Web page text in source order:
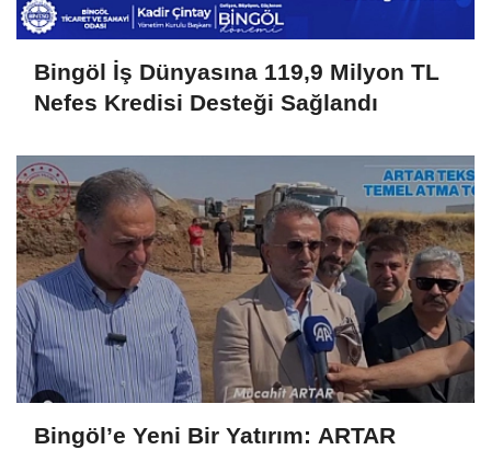
Bingöl İş Dünyasına 119,9 Milyon TL
Nefes Kredisi Desteği Sağlandı
Bingöl’e Yeni Bir Yatırım: ARTAR